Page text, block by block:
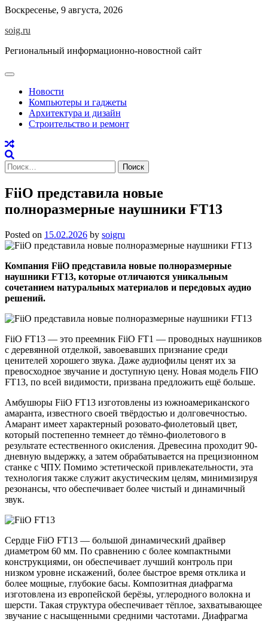
Skip
content
Воскресенье, 9 августа, 2026
soig.ru
Региональный информационно-новостной сайт
Новости
Компьютеры и гаджеты
Архитектура и дизайн
Строительство и ремонт
Найти:
FiiO представила новые
полноразмерные наушники FT13
Posted on 15.02.2026 by soigru
Компания FiiO представила новые полноразмерные
наушники FT13, которые отличаются уникальным
сочетанием натуральных материалов и передовых аудио
решений.
FiiO FT13 — это преемник FiiO FT1 — проводных наушников
с деревянной отделкой, завоевавших признание среди
ценителей хорошего звука. Даже аудиофилы ценят их за
превосходное звучание и доступную цену. Новая модель FIIO
FT13, по всей видимости, призвана предложить ещё больше.
Амбушюры FiiO FT13 изготовлены из южноамериканского
амаранта, известного своей твёрдостью и долговечностью.
Амарант имеет характерный розовато-фиолетовый цвет,
который постепенно темнеет до тёмно-фиолетового в
результате естественного окисления. Древесина проходит 90-
дневную выдержку, а затем обрабатывается на прецизионном
станке с ЧПУ. Помимо эстетической привлекательности, эта
технология также служит акустическим целям, минимизируя
резонансы, что обеспечивает более чистый и динамичный
звук.
Сердце FiiO FT13 — большой динамический драйвер
диаметром 60 мм. По сравнению с более компактными
конструкциями, он обеспечивает лучший контроль при
низком уровне искажений, более быстрое время отклика и
более мощные, глубокие басы. Композитная диафрагма
изготовлена ​​из европейской берёзы, углеродного волокна и
шерсти. Такая структура обеспечивает тёплое, захватывающее
звучание с насыщенными средними частотами. Диафрагма